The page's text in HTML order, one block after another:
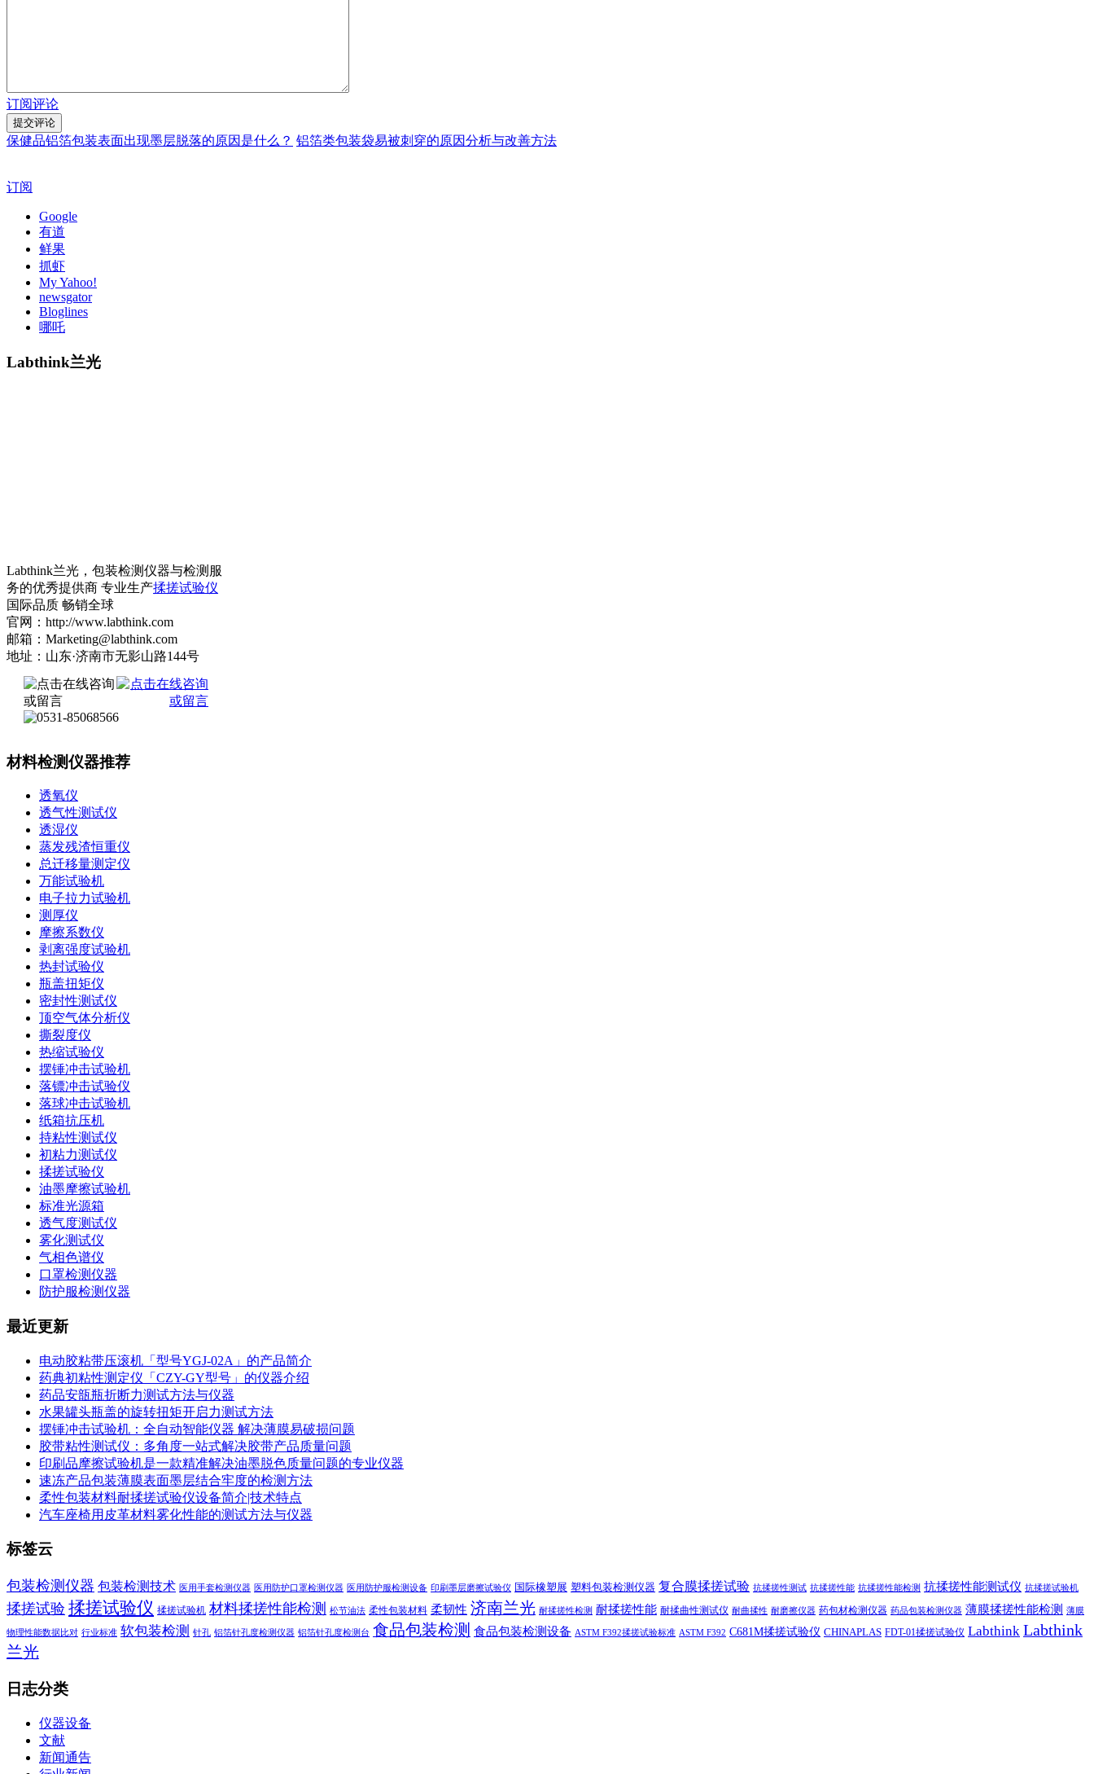
订阅评论
保健品铝箔包装表面出现墨层脱落的原因是什么？ 铝箔类包装袋易被刺穿的原因分析与改善方法
订阅
Google
有道
鲜果
抓虾
My Yahoo!
newsgator
Bloglines
哪吒
Labthink兰光
Labthink兰光，包装检测仪器与检测服
务的优秀提供商 专业生产揉搓试验仪
国际品质 畅销全球
官网：http://www.labthink.com
邮箱：Marketing@labthink.com
地址：山东·济南市无影山路144号
材料检测仪器推荐
透氧仪
透气性测试仪
透湿仪
蒸发残渣恒重仪
总迁移量测定仪
万能试验机
电子拉力试验机
测厚仪
摩擦系数仪
剥离强度试验机
热封试验仪
瓶盖扭矩仪
密封性测试仪
顶空气体分析仪
撕裂度仪
热缩试验仪
摆锤冲击试验机
落镖冲击试验仪
落球冲击试验机
纸箱抗压机
持粘性测试仪
初粘力测试仪
揉搓试验仪
油墨摩擦试验机
标准光源箱
透气度测试仪
雾化测试仪
气相色谱仪
口罩检测仪器
防护服检测仪器
最近更新
电动胶粘带压滚机「型号YGJ-02A」的产品简介
药典初粘性测定仪「CZY-GY型号」的仪器介绍
药品安瓿瓶折断力测试方法与仪器
水果罐头瓶盖的旋转扭矩开启力测试方法
摆锤冲击试验机：全自动智能仪器 解决薄膜易破损问题
胶带粘性测试仪：多角度一站式解决胶带产品质量问题
印刷品摩擦试验机是一款精准解决油墨脱色质量问题的专业仪器
速冻产品包装薄膜表面墨层结合牢度的检测方法
柔性包装材料耐揉搓试验仪设备简介|技术特点
汽车座椅用皮革材料雾化性能的测试方法与仪器
标签云
包装检测仪器 包装检测技术 医用手套检测仪器 医用防护口罩检测仪器 医用防护服检测设备 印刷墨层磨擦试验仪 国际橡塑展 塑料包装检测仪器 复合膜揉搓试验 抗揉搓性测试 抗揉搓性能 抗揉搓性能检测 抗揉搓性能测试仪 抗揉搓试验机
揉搓试验 揉搓试验仪 揉搓试验机 材料揉搓性能检测 松节油法 柔性包装材料 柔韧性 济南兰光 耐揉搓性检测 耐揉搓性能 耐揉曲性测试仪 耐曲揉性 耐磨擦仪器 药包材检测仪器 药品包装检测仪器 薄膜揉搓性能检测 薄膜
物理性能数据比对 行业标准 软包装检测 针孔 铝箔针孔度检测仪器 铝箔针孔度检测台 食品包装检测 食品包装检测设备 ASTM F392揉搓试验标准 ASTM F392 C681M揉搓试验仪 CHINAPLAS FDT-01揉搓试验仪 Labthink Labthink
兰光
日志分类
仪器设备
文献
新闻通告